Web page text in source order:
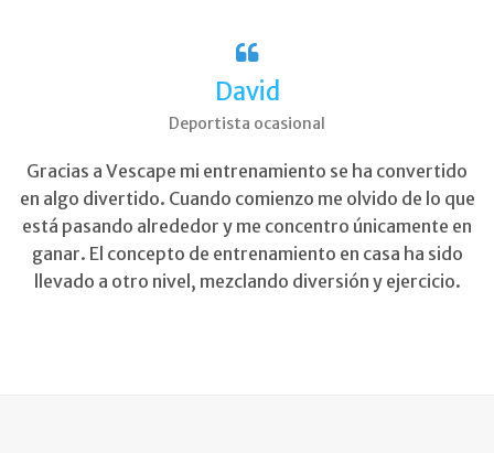
David
Deportista ocasional
Gracias a Vescape mi entrenamiento se ha convertido
en algo divertido. Cuando comienzo me olvido de lo que
está pasando alrededor y me concentro únicamente en
ganar. El concepto de entrenamiento en casa ha sido
llevado a otro nivel, mezclando diversión y ejercicio.